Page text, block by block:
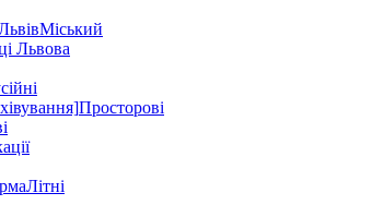
Міський
Львова
Просторові
Літні